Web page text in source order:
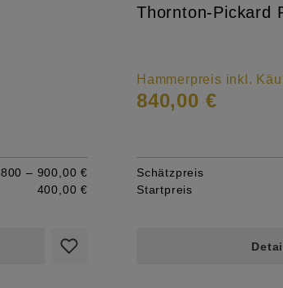
800 – 900,00 €
400,00 €
Thornton-Pickard
Hammerpreis inkl.
840,00 €
Schätzpreis
Startpreis